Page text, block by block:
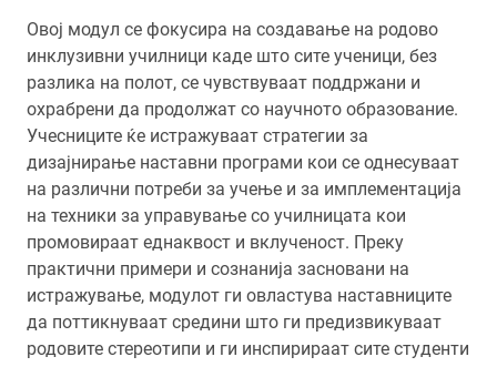
Овој модул се фокусира на создавање на родово
инклузивни училници каде што сите ученици, без
разлика на полот, се чувствуваат поддржани и
охрабрени да продолжат со научното образование.
Учесниците ќе истражуваат стратегии за
дизајнирање наставни програми кои се однесуваат
на различни потреби за учење и за имплементација
на техники за управување со училницата кои
промовираат еднаквост и вклученост. Преку
практични примери и сознанија засновани на
истражување, модулот ги овластува наставниците
да поттикнуваат средини што ги предизвикуваат
родовите стереотипи и ги инспирираат сите студенти